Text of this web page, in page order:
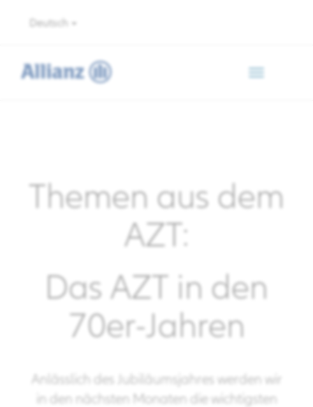
Deutsch
Themen aus dem
AZT:
Das AZT in den
70er-Jahren
Anlässlich des Jubiläumsjahres werden wir
in den nächsten Monaten die wichtigsten